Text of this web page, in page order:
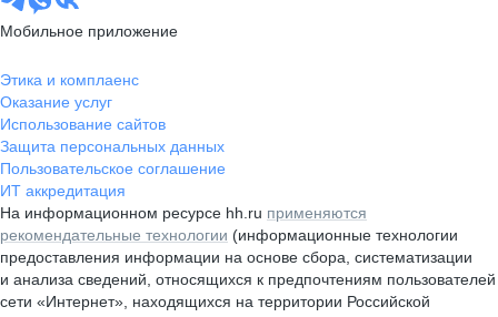
Мобильное приложение
Этика и комплаенс
Оказание услуг
Использование сайтов
Защита персональных данных
Пользовательское соглашение
ИТ аккредитация
На информационном ресурсе hh.ru применяются
рекомендательные технологии (информационные технологии
предоставления информации на основе сбора, систематизации
и анализа сведений, относящихся к предпочтениям пользователей
сети «Интернет», находящихся на территории Российской